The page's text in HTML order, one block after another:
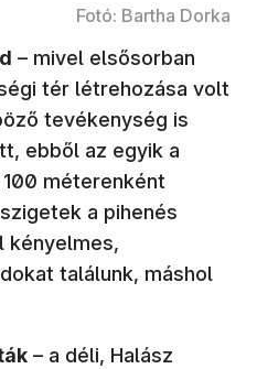
Fotó: Bartha Dorka
– mivel elsősorban
tér létrehozása volt
tevékenység is
ebből az egyik a
méterenként
a pihenés
kényelmes,
találunk, máshol
– a déli, Halász